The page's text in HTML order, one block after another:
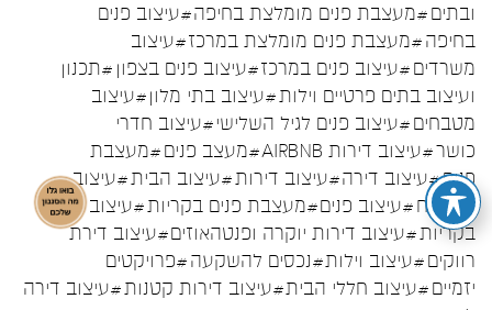
ובתים#מעצבת פנים מומלצת בחיפה#עיצוב פנים
בחיפה#מעצבת פנים מומלצת במרכז#עיצוב
משרדים#עיצוב פנים במרכז#עיצוב פנים בצפון #תכנון
ועיצוב בתים פרטיים וילות#עיצוב בתי מלון#עיצוב
מטבחים#עיצוב פנים לגיל השלישי#עיצוב חדרי
כושר#עיצוב דירות AIRBNB #מעצב פנים#מעצבת
פנים#עיצוב דירה#עיצוב דירות#עיצוב הבית#עיצוב
המטבח#עיצוב פנים#מעצבת פנים בקריות#עיצוב פנים
בקריות#עיצוב דירות יוקרה ופנטהאוזים#עיצוב דירת
רווקים#עיצוב וילות#נכסים להשקעה#פרויקטים
יזמיים#עיצוב חללי הבית#עיצוב דירות קטנות#עיצוב דירה